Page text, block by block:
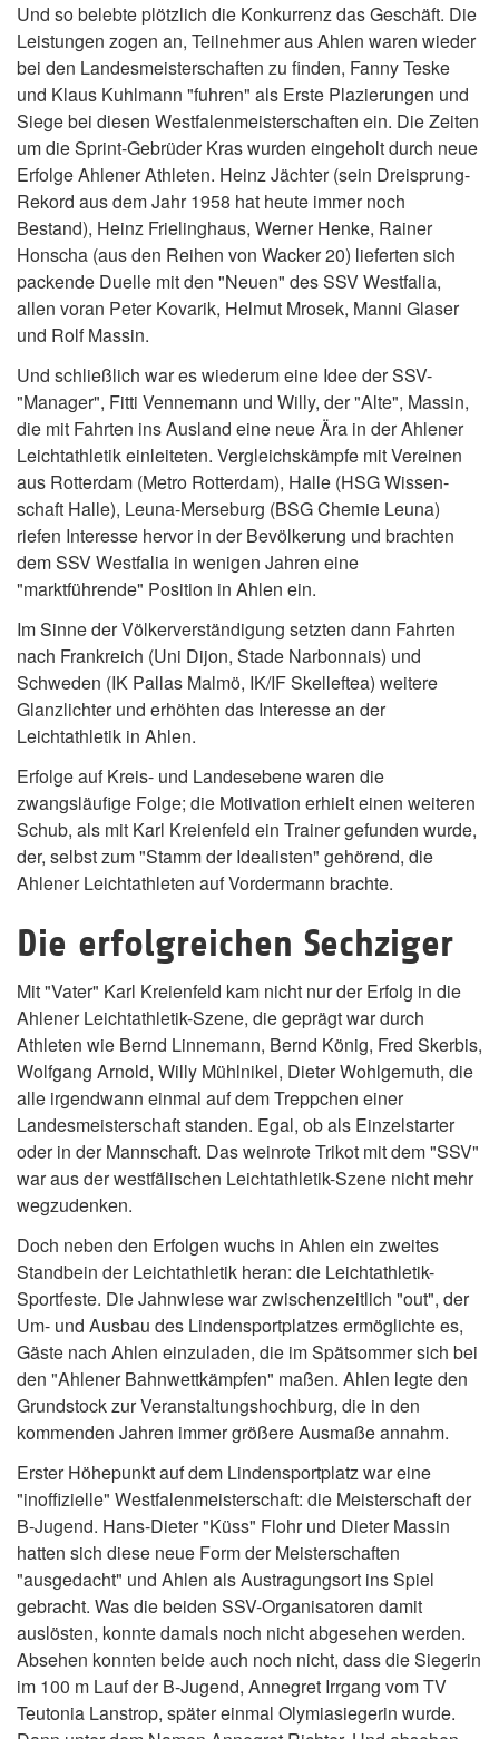
Und so belebte plötzlich die Konkurrenz das Geschäft. Die
Leistungen zogen an, Teilnehmer aus Ahlen waren wieder
bei den Landesmeisterschaften zu finden, Fanny Teske
und Klaus Kuhlmann "fuhren" als Erste Plazierungen und
Siege bei diesen Westfalenmeisterschaften ein. Die Zeiten
um die Sprint-Gebrüder Kras wurden eingeholt durch neue
Erfolge Ahlener Athleten. Heinz Jächter (sein Dreisprung-
Rekord aus dem Jahr 1958 hat heute immer noch
Bestand), Heinz Frielinghaus, Werner Henke, Rainer
Honscha (aus den Reihen von Wacker 20) lieferten sich
packende Duelle mit den "Neuen" des SSV Westfalia,
allen voran Peter Kovarik, Helmut Mrosek, Manni Glaser
und Rolf Massin.
Und schließlich war es wiederum eine Idee der SSV-
"Manager", Fitti Vennemann und Willy, der "Alte", Massin,
die mit Fahrten ins Ausland eine neue Ära in der Ahlener
Leichtathletik einleiteten. Vergleichskämpfe mit Vereinen
aus Rotterdam (Metro Rotterdam), Halle (HSG Wissen-
schaft Halle), Leuna-Merseburg (BSG Chemie Leuna)
riefen Interesse hervor in der Bevölkerung und brachten
dem SSV Westfalia in wenigen Jahren eine
"marktführende" Position in Ahlen ein.
Im Sinne der Völkerverständigung setzten dann Fahrten
nach Frankreich (Uni Dijon, Stade Narbonnais) und
Schweden (IK Pallas Malmö, IK/IF Skelleftea) weitere
Glanzlichter und erhöhten das Interesse an der
Leichtathletik in Ahlen.
Erfolge auf Kreis- und Landesebene waren die
zwangsläufige Folge; die Motivation erhielt einen weiteren
Schub, als mit Karl Kreienfeld ein Trainer gefunden wurde,
der, selbst zum "Stamm der Idealisten" gehörend, die
Ahlener Leichtathleten auf Vordermann brachte.
Die erfolgreichen Sechziger
Mit "Vater" Karl Kreienfeld kam nicht nur der Erfolg in die
Ahlener Leichtathletik-Szene, die geprägt war durch
Athleten wie Bernd Linnemann, Bernd König, Fred Skerbis,
Wolfgang Arnold, Willy Mühlnikel, Dieter Wohlgemuth, die
alle irgendwann einmal auf dem Treppchen einer
Landesmeisterschaft standen. Egal, ob als Einzelstarter
oder in der Mannschaft. Das weinrote Trikot mit dem "SSV"
war aus der westfälischen Leichtathletik-Szene nicht mehr
wegzudenken.
Doch neben den Erfolgen wuchs in Ahlen ein zweites
Standbein der Leichtathletik heran: die Leichtathletik-
Sportfeste. Die Jahnwiese war zwischenzeitlich "out", der
Um- und Ausbau des Lindensportplatzes ermöglichte es,
Gäste nach Ahlen einzuladen, die im Spätsommer sich bei
den "Ahlener Bahnwettkämpfen" maßen. Ahlen legte den
Grundstock zur Veranstaltungshochburg, die in den
kommenden Jahren immer größere Ausmaße annahm.
Erster Höhepunkt auf dem Lindensportplatz war eine
"inoffizielle" Westfalenmeisterschaft: die Meisterschaft der
B-Jugend. Hans-Dieter "Küss" Flohr und Dieter Massin
hatten sich diese neue Form der Meisterschaften
"ausgedacht" und Ahlen als Austragungsort ins Spiel
gebracht. Was die beiden SSV-Organisatoren damit
auslösten, konnte damals noch nicht abgesehen werden.
Absehen konnten beide auch noch nicht, dass die Siegerin
im 100 m Lauf der B-Jugend, Annegret Irrgang vom TV
Teutonia Lanstrop, später einmal Olymiasiegerin wurde.